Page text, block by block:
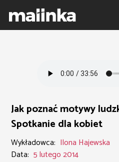
Jak poznać motywy
Spotkanie dla kobiet
Wykładowca: Ilona Hajewska
Data: 5 lutego 2014